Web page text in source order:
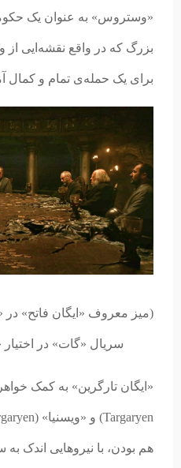
«وستروس» به عنوان یک
بزرگ که در واقع نقشه‌ایی
برای یک حمله‌ی تمام و کمال
(میز معروف «ایگان فاتح»
سریال «گات» در اختیار
هم بودن، با نیروهایی